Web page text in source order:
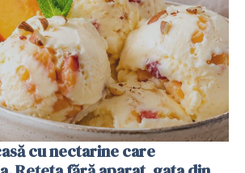
cu nectarine care